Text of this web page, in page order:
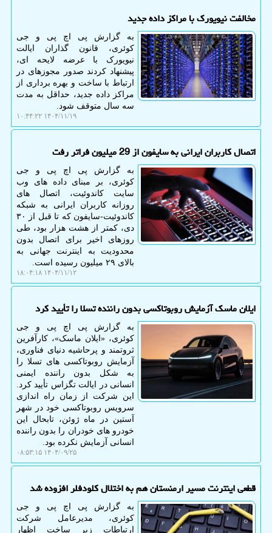
مخالفت نیویورک با مراکز داده جدید
به گزارش پی اچ پی و جی
کوئری، قانون گذاران ایالت
نیویورک با عرضه لایحه ای،
پیشنهاد کردند صدور مجوزهای در
ارتباط با ساخت و بهره برداری از
مراکز داده جدید، حداقل به مدت
سه سال متوقف شود.
۱۴۰۴/۱۱/۱۹ ۱۰:۴۴:۲۲
اتصال کاربران ایرانی به سایفون از 29 میلیون فراتر رفت
به گزارش پی اچ پی و جی
کوئری، بر مبنای داده های وب
سایت کاندوئیت، اتصال های
روزانه کاربران ایرانی به شبکه
کاندوئیت-سایفون که تا قبل از ۳۰
دی، کمتر از هشت هزار بود، طی
روزهای اخیر برای اتصال بدون
محدودیت به اینترنت جهانی به
بالای ۲۹ میلیون رسیده است.
۱۴۰۴/۱۱/۱۲ ۱۸:۰۴:۱۸
ایلان ماسک آزمایش روبوتاکسی بدون راننده تسلا را تأیید کرد
به گزارش پی اچ پی و جی
کوئری، «ایلان ماسک»، کارآفرین
ثروتمند و پرحاشیه دنیای فناوری،
آزمایش روبوتاکسی های تسلا را
به شکل بدون راننده ایمنی
انسانی در ایالت تگزاس تأیید کرد.
این شرکت از زمان راه اندازی
سرویس روبوتاکسی خود در شهر
آستین در ماه ژوئن، تابحال این
خودرو های خودران را بدون راننده
انسانی آزمایش نکرده بود.
۱۴۰۴/۰۹/۲۵ ۰۸:۵۳:۱۵
قطعی اینترنت مسیر ارمنستان هم به اختلال کلودفلر افزوده شد
به گزارش پی اچ پی و جی
کوئری، مدیرعامل شرکت
ارتباطات زیر ساخت اظهار